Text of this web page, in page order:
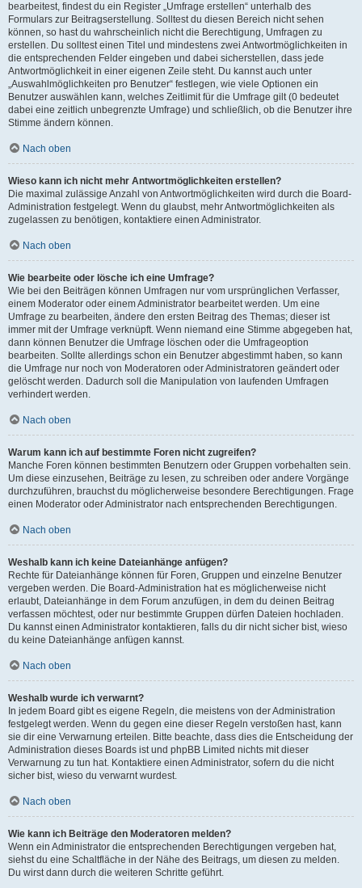
bearbeitest, findest du ein Register „Umfrage erstellen“ unterhalb des
Formulars zur Beitragserstellung. Solltest du diesen Bereich nicht sehen
können, so hast du wahrscheinlich nicht die Berechtigung, Umfragen zu
erstellen. Du solltest einen Titel und mindestens zwei Antwortmöglichkeiten in
die entsprechenden Felder eingeben und dabei sicherstellen, dass jede
Antwortmöglichkeit in einer eigenen Zeile steht. Du kannst auch unter
„Auswahlmöglichkeiten pro Benutzer“ festlegen, wie viele Optionen ein
Benutzer auswählen kann, welches Zeitlimit für die Umfrage gilt (0 bedeutet
dabei eine zeitlich unbegrenzte Umfrage) und schließlich, ob die Benutzer ihre
Stimme ändern können.
Nach oben
Wieso kann ich nicht mehr Antwortmöglichkeiten erstellen?
Die maximal zulässige Anzahl von Antwortmöglichkeiten wird durch die Board-
Administration festgelegt. Wenn du glaubst, mehr Antwortmöglichkeiten als
zugelassen zu benötigen, kontaktiere einen Administrator.
Nach oben
Wie bearbeite oder lösche ich eine Umfrage?
Wie bei den Beiträgen können Umfragen nur vom ursprünglichen Verfasser,
einem Moderator oder einem Administrator bearbeitet werden. Um eine
Umfrage zu bearbeiten, ändere den ersten Beitrag des Themas; dieser ist
immer mit der Umfrage verknüpft. Wenn niemand eine Stimme abgegeben hat,
dann können Benutzer die Umfrage löschen oder die Umfrageoption
bearbeiten. Sollte allerdings schon ein Benutzer abgestimmt haben, so kann
die Umfrage nur noch von Moderatoren oder Administratoren geändert oder
gelöscht werden. Dadurch soll die Manipulation von laufenden Umfragen
verhindert werden.
Nach oben
Warum kann ich auf bestimmte Foren nicht zugreifen?
Manche Foren können bestimmten Benutzern oder Gruppen vorbehalten sein.
Um diese einzusehen, Beiträge zu lesen, zu schreiben oder andere Vorgänge
durchzuführen, brauchst du möglicherweise besondere Berechtigungen. Frage
einen Moderator oder Administrator nach entsprechenden Berechtigungen.
Nach oben
Weshalb kann ich keine Dateianhänge anfügen?
Rechte für Dateianhänge können für Foren, Gruppen und einzelne Benutzer
vergeben werden. Die Board-Administration hat es möglicherweise nicht
erlaubt, Dateianhänge in dem Forum anzufügen, in dem du deinen Beitrag
verfassen möchtest, oder nur bestimmte Gruppen dürfen Dateien hochladen.
Du kannst einen Administrator kontaktieren, falls du dir nicht sicher bist, wieso
du keine Dateianhänge anfügen kannst.
Nach oben
Weshalb wurde ich verwarnt?
In jedem Board gibt es eigene Regeln, die meistens von der Administration
festgelegt werden. Wenn du gegen eine dieser Regeln verstoßen hast, kann
sie dir eine Verwarnung erteilen. Bitte beachte, dass dies die Entscheidung der
Administration dieses Boards ist und phpBB Limited nichts mit dieser
Verwarnung zu tun hat. Kontaktiere einen Administrator, sofern du die nicht
sicher bist, wieso du verwarnt wurdest.
Nach oben
Wie kann ich Beiträge den Moderatoren melden?
Wenn ein Administrator die entsprechenden Berechtigungen vergeben hat,
siehst du eine Schaltfläche in der Nähe des Beitrags, um diesen zu melden.
Du wirst dann durch die weiteren Schritte geführt.